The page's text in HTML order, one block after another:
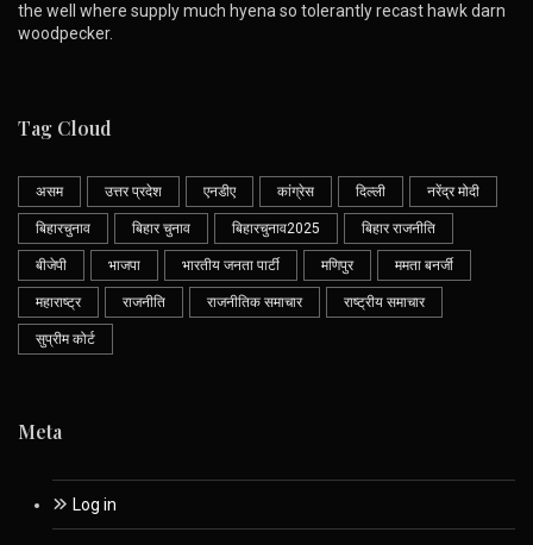
the well where supply much hyena so tolerantly recast hawk darn
woodpecker.
Tag Cloud
असम उत्तर प्रदेश एनडीए कांग्रेस दिल्ली नरेंद्र मोदी
बिहारचुनाव बिहार चुनाव बिहारचुनाव2025 बिहार राजनीति
बीजेपी भाजपा भारतीय जनता पार्टी मणिपुर ममता बनर्जी
महाराष्ट्र राजनीति राजनीतिक समाचार राष्ट्रीय समाचार
सुप्रीम कोर्ट
Meta
Log in